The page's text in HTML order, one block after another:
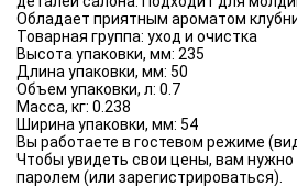
Обладает приятным ароматом
Товарная группа: уход и очистка
Высота упаковки, мм: 235
Длина упаковки, мм: 50
Объем упаковки, л: 0.7
Масса, кг: 0.238
Ширина упаковки, мм: 54
Вы работаете в гостевом режиме
Чтобы увидеть свои цены, вам
паролем (или зарегистрироваться).